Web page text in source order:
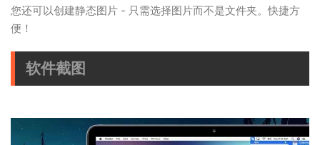
您还可以创建静态图片 - 只需选择图片而不是文件夹。快捷方
便！
软件截图